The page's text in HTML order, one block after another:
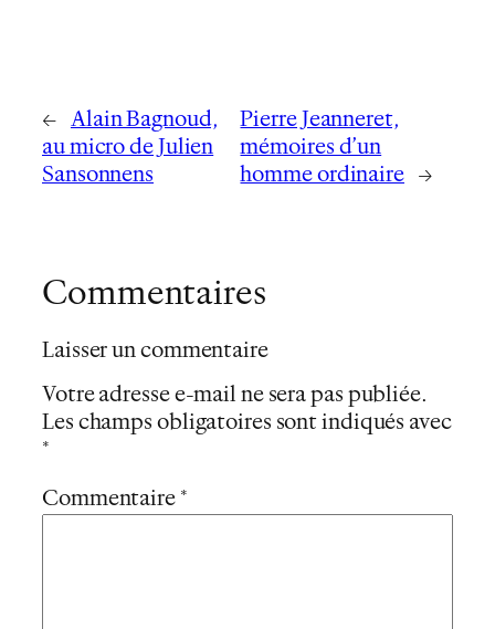
←
Alain Bagnoud,
au micro de Julien
Sansonnens
Pierre Jeanneret,
mémoires d’un
homme ordinaire
→
Commentaires
Laisser un commentaire
Votre adresse e-mail ne sera pas publiée.
Les champs obligatoires sont indiqués avec
*
Commentaire *